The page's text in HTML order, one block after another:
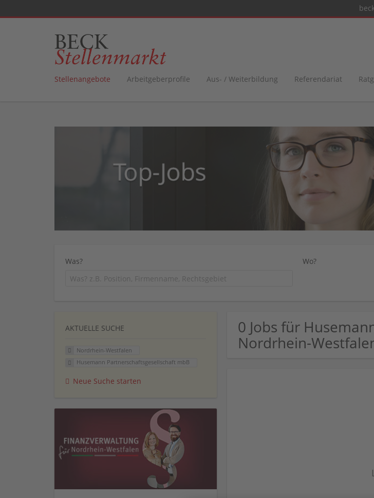
Stellenangebote Arbeitgeberprofile Aus- / Weiterbildung Referendariat
Was? Wo?
0 Jobs für
Nordrhein-
AKTUELLE SUCHE
Nordrhein-Westfalen
Husemann Partnerschaftsgesellschaft mbB
Neue Suche starten